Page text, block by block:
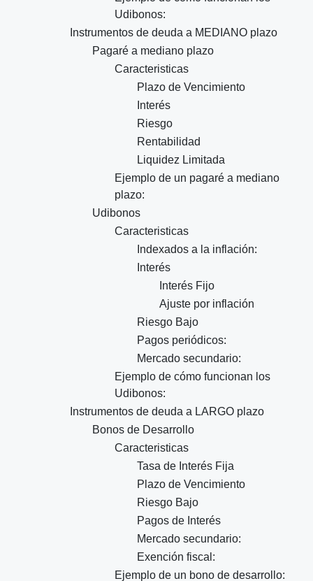
Udibonos:
Instrumentos de deuda a MEDIANO plazo
Pagaré a mediano plazo
Caracteristicas
Plazo de Vencimiento
Interés
Riesgo
Rentabilidad
Liquidez Limitada
Ejemplo de un pagaré a mediano
plazo:
Udibonos
Caracteristicas
Indexados a la inflación:
Interés
Interés Fijo
Ajuste por inflación
Riesgo Bajo
Pagos periódicos:
Mercado secundario:
Ejemplo de cómo funcionan los
Udibonos:
Instrumentos de deuda a LARGO plazo
Bonos de Desarrollo
Caracteristicas
Tasa de Interés Fija
Plazo de Vencimiento
Riesgo Bajo
Pagos de Interés
Mercado secundario:
Exención fiscal:
Ejemplo de un bono de desarrollo: